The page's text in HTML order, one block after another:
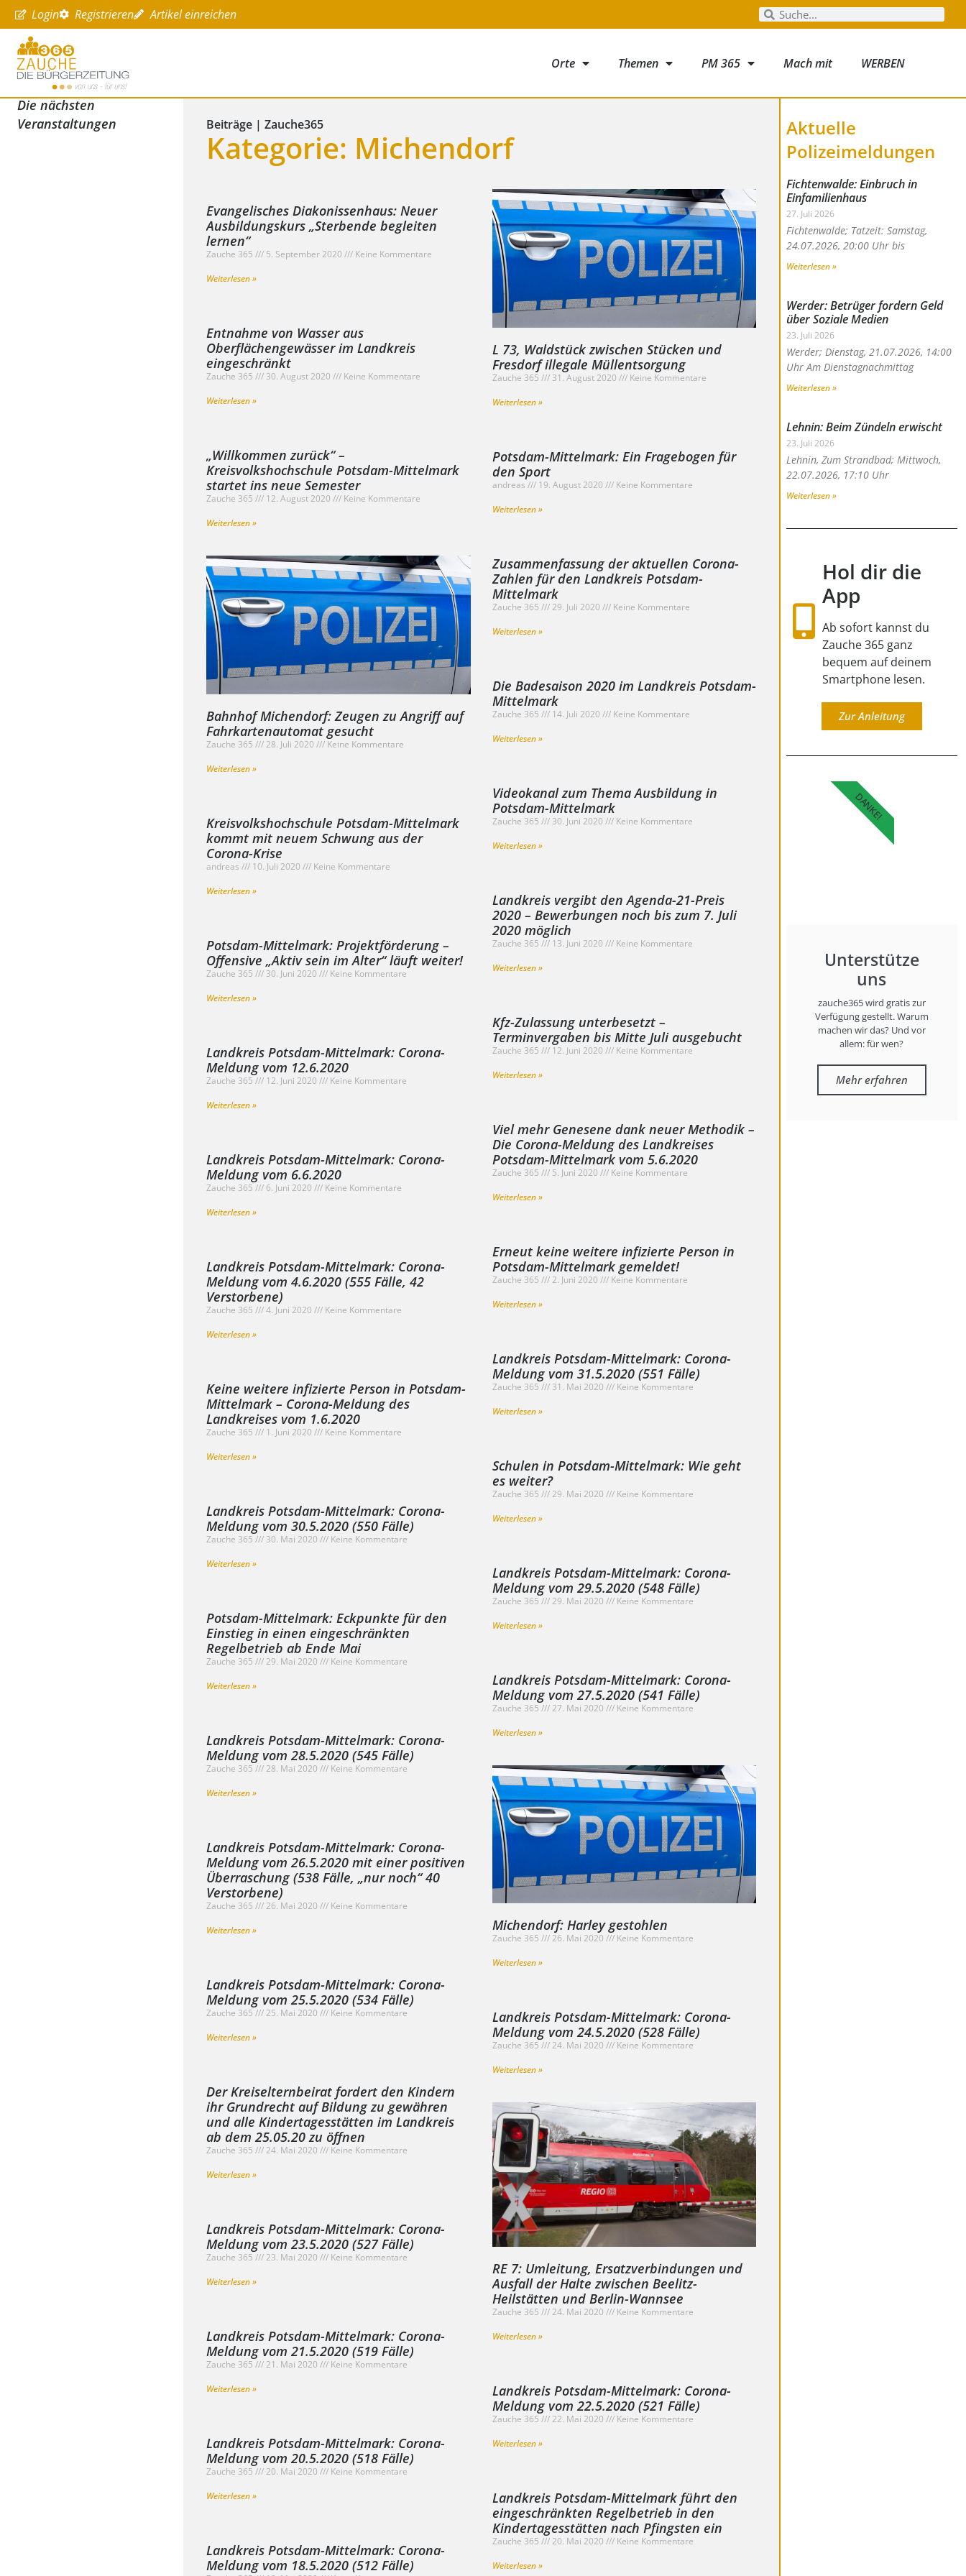
Login Registrieren Artikel einreichen
Orte Themen PM 365 Mach mit WERBEN
Die nächsten
Veranstaltungen
Beiträge | Zauche365
Kategorie: Michendorf
Evangelisches Diakonissenhaus: Neuer
Ausbildungskurs „Sterbende begleiten
lernen“
Zauche 365 5. September 2020
Keine Kommentare
Weiterlesen »
L 73, Waldstück zwischen Stücken und
Fresdorf illegale Müllentsorgung
Zauche 365 31. August 2020
Keine Kommentare
Weiterlesen »
Entnahme von Wasser aus
Oberflächengewässer im Landkreis
eingeschränkt
Zauche 365 30. August 2020
Keine Kommentare
Weiterlesen »
Potsdam-Mittelmark: Ein Fragebogen für
den Sport
andreas 19. August 2020
Keine Kommentare
Weiterlesen »
„Willkommen zurück“ –
Kreisvolkshochschule Potsdam-Mittelmark
startet ins neue Semester
Zauche 365 12. August 2020
Keine Kommentare
Weiterlesen »
Zusammenfassung der aktuellen Corona-
Zahlen für den Landkreis Potsdam-
Mittelmark
Zauche 365 29. Juli 2020
Keine Kommentare
Weiterlesen »
Bahnhof Michendorf: Zeugen zu Angriff auf
Fahrkartenautomat gesucht
Zauche 365 28. Juli 2020
Keine Kommentare
Weiterlesen »
Die Badesaison 2020 im Landkreis Potsdam-
Mittelmark
Zauche 365 14. Juli 2020
Keine Kommentare
Weiterlesen »
Kreisvolkshochschule Potsdam-Mittelmark
kommt mit neuem Schwung aus der
Corona-Krise
andreas 10. Juli 2020
Keine Kommentare
Weiterlesen »
Videokanal zum Thema Ausbildung in
Potsdam-Mittelmark
Zauche 365 30. Juni 2020
Keine Kommentare
Weiterlesen »
Potsdam-Mittelmark: Projektförderung –
Offensive „Aktiv sein im Alter“ läuft weiter!
Zauche 365 30. Juni 2020
Keine Kommentare
Weiterlesen »
Landkreis vergibt den Agenda-21-Preis
2020 – Bewerbungen noch bis zum 7. Juli
2020 möglich
Zauche 365 13. Juni 2020
Keine Kommentare
Weiterlesen »
Landkreis Potsdam-Mittelmark: Corona-
Meldung vom 12.6.2020
Zauche 365 12. Juni 2020
Keine Kommentare
Weiterlesen »
Kfz-Zulassung unterbesetzt –
Terminvergaben bis Mitte Juli ausgebucht
Zauche 365 12. Juni 2020
Keine Kommentare
Weiterlesen »
Landkreis Potsdam-Mittelmark: Corona-
Meldung vom 6.6.2020
Zauche 365 6. Juni 2020
Keine Kommentare
Weiterlesen »
Viel mehr Genesene dank neuer Methodik –
Die Corona-Meldung des Landkreises
Potsdam-Mittelmark vom 5.6.2020
Zauche 365 5. Juni 2020
Keine Kommentare
Weiterlesen »
Landkreis Potsdam-Mittelmark: Corona-
Meldung vom 4.6.2020 (555 Fälle, 42
Verstorbene)
Zauche 365 4. Juni 2020
Keine Kommentare
Weiterlesen »
Erneut keine weitere infizierte Person in
Potsdam-Mittelmark gemeldet!
Zauche 365 2. Juni 2020
Keine Kommentare
Weiterlesen »
Keine weitere infizierte Person in Potsdam-
Mittelmark – Corona-Meldung des
Landkreises vom 1.6.2020
Zauche 365 1. Juni 2020
Keine Kommentare
Weiterlesen »
Landkreis Potsdam-Mittelmark: Corona-
Meldung vom 31.5.2020 (551 Fälle)
Zauche 365 31. Mai 2020
Keine Kommentare
Weiterlesen »
Landkreis Potsdam-Mittelmark: Corona-
Meldung vom 30.5.2020 (550 Fälle)
Zauche 365 30. Mai 2020
Keine Kommentare
Weiterlesen »
Schulen in Potsdam-Mittelmark: Wie geht
es weiter?
Zauche 365 29. Mai 2020
Keine Kommentare
Weiterlesen »
Potsdam-Mittelmark: Eckpunkte für den
Einstieg in einen eingeschränkten
Regelbetrieb ab Ende Mai
Zauche 365 29. Mai 2020
Keine Kommentare
Weiterlesen »
Landkreis Potsdam-Mittelmark: Corona-
Meldung vom 29.5.2020 (548 Fälle)
Zauche 365 29. Mai 2020
Keine Kommentare
Weiterlesen »
Landkreis Potsdam-Mittelmark: Corona-
Meldung vom 28.5.2020 (545 Fälle)
Zauche 365 28. Mai 2020
Keine Kommentare
Weiterlesen »
Landkreis Potsdam-Mittelmark: Corona-
Meldung vom 27.5.2020 (541 Fälle)
Zauche 365 27. Mai 2020
Keine Kommentare
Weiterlesen »
Landkreis Potsdam-Mittelmark: Corona-
Meldung vom 26.5.2020 mit einer positiven
Überraschung (538 Fälle, „nur noch“ 40
Verstorbene)
Zauche 365 26. Mai 2020
Keine Kommentare
Weiterlesen »
Michendorf: Harley gestohlen
Zauche 365 26. Mai 2020
Keine Kommentare
Weiterlesen »
Landkreis Potsdam-Mittelmark: Corona-
Meldung vom 25.5.2020 (534 Fälle)
Zauche 365 25. Mai 2020
Keine Kommentare
Weiterlesen »
Landkreis Potsdam-Mittelmark: Corona-
Meldung vom 24.5.2020 (528 Fälle)
Zauche 365 24. Mai 2020
Keine Kommentare
Weiterlesen »
Der Kreiselternbeirat fordert den Kindern
ihr Grundrecht auf Bildung zu gewähren
und alle Kindertagesstätten im Landkreis
ab dem 25.05.20 zu öffnen
Zauche 365 24. Mai 2020
Keine Kommentare
Weiterlesen »
RE 7: Umleitung, Ersatzverbindungen und
Ausfall der Halte zwischen Beelitz-
Heilstätten und Berlin-Wannsee
Zauche 365 24. Mai 2020
Keine Kommentare
Weiterlesen »
Landkreis Potsdam-Mittelmark: Corona-
Meldung vom 23.5.2020 (527 Fälle)
Zauche 365 23. Mai 2020
Keine Kommentare
Weiterlesen »
Landkreis Potsdam-Mittelmark: Corona-
Meldung vom 22.5.2020 (521 Fälle)
Zauche 365 22. Mai 2020
Keine Kommentare
Weiterlesen »
Landkreis Potsdam-Mittelmark: Corona-
Meldung vom 21.5.2020 (519 Fälle)
Zauche 365 21. Mai 2020
Keine Kommentare
Weiterlesen »
Landkreis Potsdam-Mittelmark führt den
eingeschränkten Regelbetrieb in den
Kindertagesstätten nach Pfingsten ein
Zauche 365 20. Mai 2020
Keine Kommentare
Weiterlesen »
Landkreis Potsdam-Mittelmark: Corona-
Meldung vom 20.5.2020 (518 Fälle)
Zauche 365 20. Mai 2020
Keine Kommentare
Weiterlesen »
Landkreis Potsdam-Mittelmark: Corona-
Meldung vom 18.5.2020 (512 Fälle)
Aktuelle
Polizeimeldungen
Fichtenwalde: Einbruch in
Einfamilienhaus
27. Juli 2026
Fichtenwalde; Tatzeit: Samstag,
24.07.2026, 20:00 Uhr bis
Weiterlesen »
Werder: Betrüger fordern Geld
über Soziale Medien
23. Juli 2026
Werder; Dienstag, 21.07.2026, 14:00
Uhr Am Dienstagnachmittag
Weiterlesen »
Lehnin: Beim Zündeln erwischt
23. Juli 2026
Lehnin, Zum Strandbad; Mittwoch,
22.07.2026, 17:10 Uhr
Weiterlesen »
Hol dir die
App
Ab sofort kannst du
Zauche 365 ganz
bequem auf deinem
Smartphone lesen.
Zur Anleitung
Unterstütze
uns
zauche365 wird gratis zur
Verfügung gestellt. Warum
machen wir das? Und vor
allem: für wen?
Mehr erfahren
DANKE!